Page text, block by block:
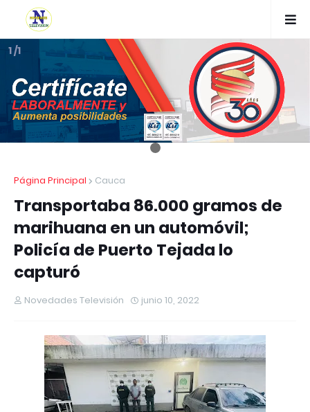
1 /1
Página Principal Cauca
Transportaba 86.000 gramos de
marihuana en un automóvil;
Policía de Puerto Tejada lo
capturó
Novedades Televisión junio 10, 2022